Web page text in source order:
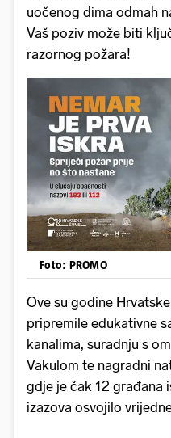
uočenog dima odmah
Vaš poziv može biti
razornog požara!
Foto: PROMO
Ove su godine
pripremile edukativne
kanalima, suradnju s
Vakulom te nagradni
gdje je čak 12 građana
izazova osvojilo